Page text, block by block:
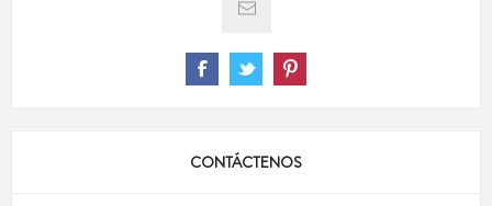
CONTÁCTENOS